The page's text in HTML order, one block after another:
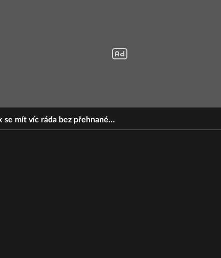
se mít víc ráda bez přehnané…